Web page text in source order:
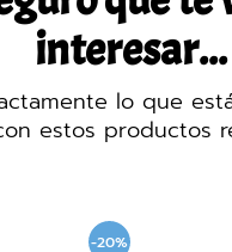
interesar...
lo que
estos productos
-20%